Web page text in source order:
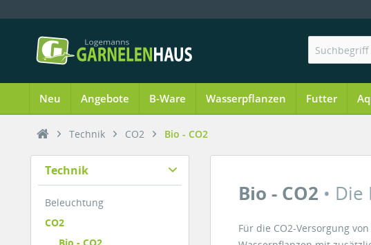
Neu Angebote B-Ware Wasserpflanzen Futter
Technik CO2 Bio - CO2
Technik
Beleuchtung
CO2
Bio - CO2 •
Für die CO2-Versorgung